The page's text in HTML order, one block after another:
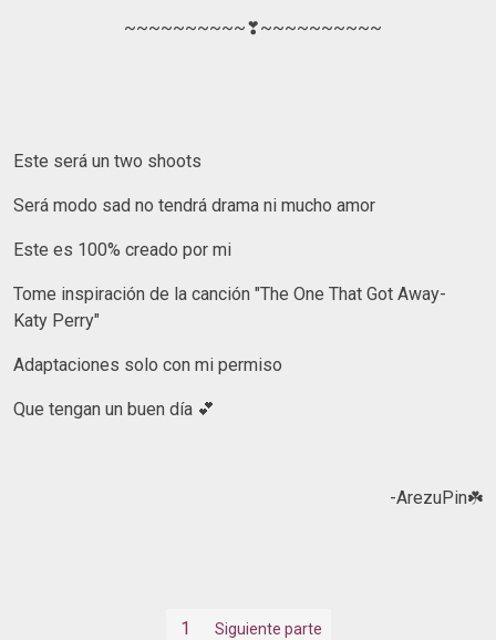
~~~~~~~~~~❣~~~~~~~~~~
Este será un two shoots
Será modo sad no tendrá drama ni mucho amor
Este es 100% creado por mi
Tome inspiración de la canción "The One That Got Away-
Katy Perry"
Adaptaciones solo con mi permiso
Que tengan un buen día 💕
-ArezuPin☘️
1 Siguiente parte